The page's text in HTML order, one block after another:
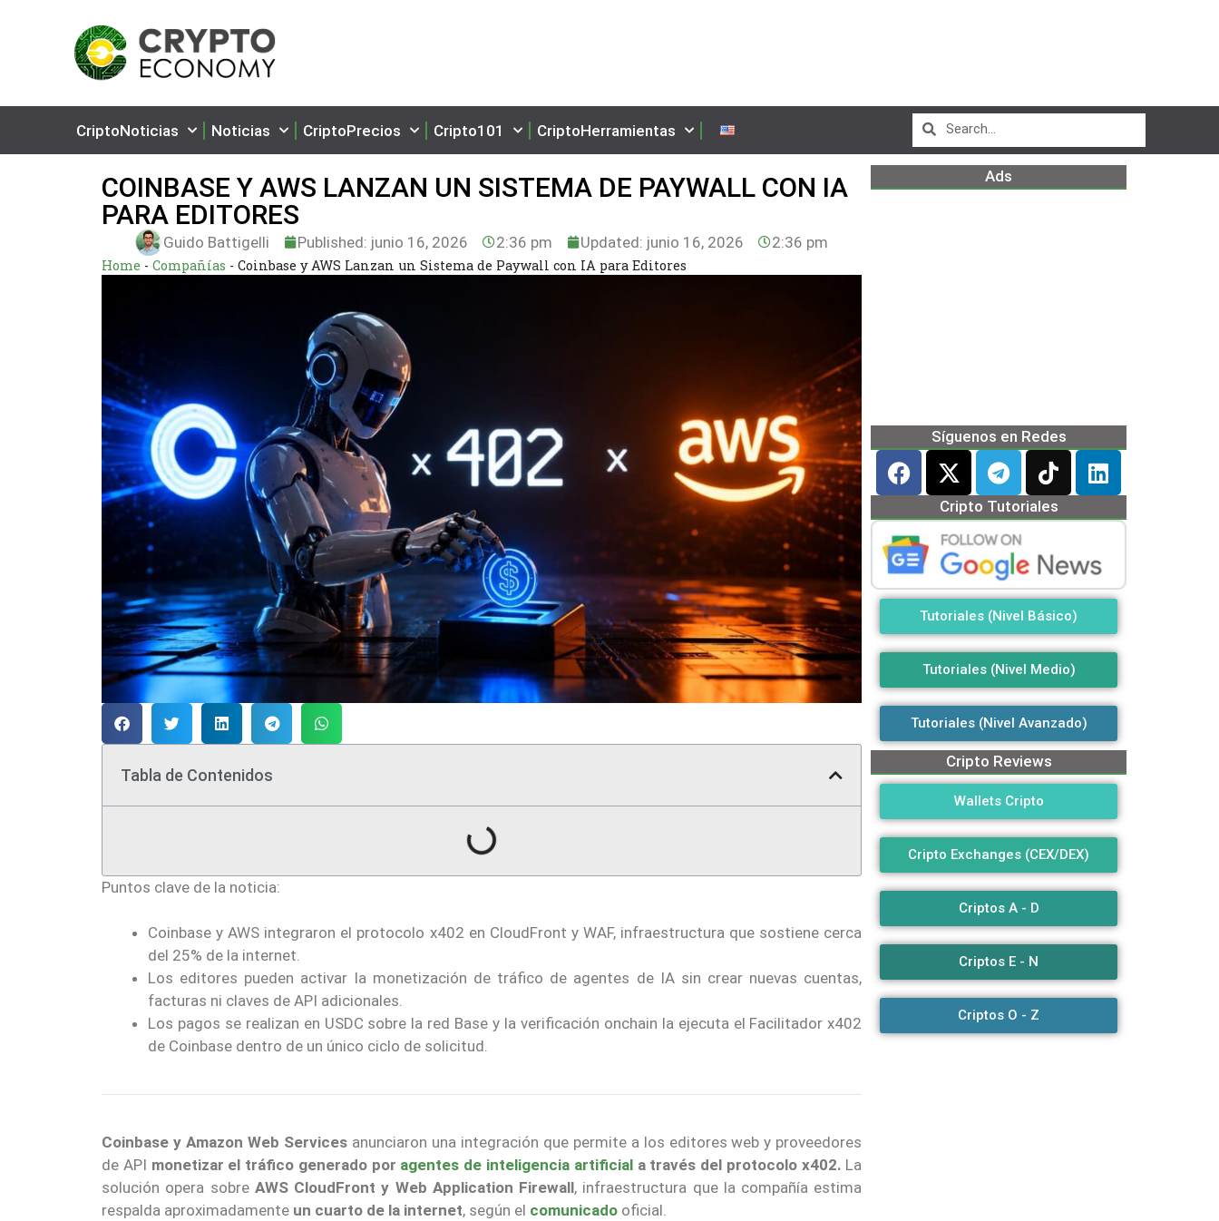
CriptoNoticias Noticias CriptoPrecios Cripto101 CriptoHerramientas
COINBASE Y AWS LANZAN UN SISTEMA DE PAYWALL CON IA
PARA EDITORES
Guido Battigelli Published: junio 16, 2026 2:36 pm Updated: junio 16, 2026 2:36 pm
Home - Compañías - Coinbase y AWS Lanzan un Sistema de Paywall con IA para Editores
Tabla de Contenidos
Puntos clave de la noticia:
Coinbase y AWS integraron el protocolo x402 en CloudFront y WAF, infraestructura que sostiene cerca
del 25% de la internet.
Los editores pueden activar la monetización de tráfico de agentes de IA sin crear nuevas cuentas,
facturas ni claves de API adicionales.
Los pagos se realizan en USDC sobre la red Base y la verificación onchain la ejecuta el Facilitador x402
de Coinbase dentro de un único ciclo de solicitud.
Coinbase y Amazon Web Services anunciaron una integración que permite a los editores web y proveedores
de API monetizar el tráfico generado por agentes de inteligencia artificiala través del protocolo x402. La
solución opera sobre AWS CloudFront y Web Application Firewall, infraestructura que la compañía estima
respalda aproximadamente un cuarto de la internet, según el comunicado oficial.
Ads
Síguenos en Redes
Cripto Tutoriales
Tutoriales (Nivel Básico)
Tutoriales (Nivel Medio)
Tutoriales (Nivel Avanzado)
Cripto Reviews
Wallets Cripto
Cripto Exchanges (CEX/DEX)
Criptos A - D
Criptos E - N
Criptos O - Z